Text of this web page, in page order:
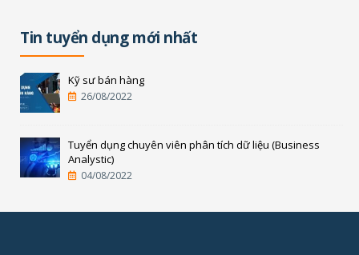
Tin tuyển dụng mới nhất
Kỹ sư bán hàng
26/08/2022
Tuyển dụng chuyên viên phân tích dữ liệu (Business
Analystic)
04/08/2022